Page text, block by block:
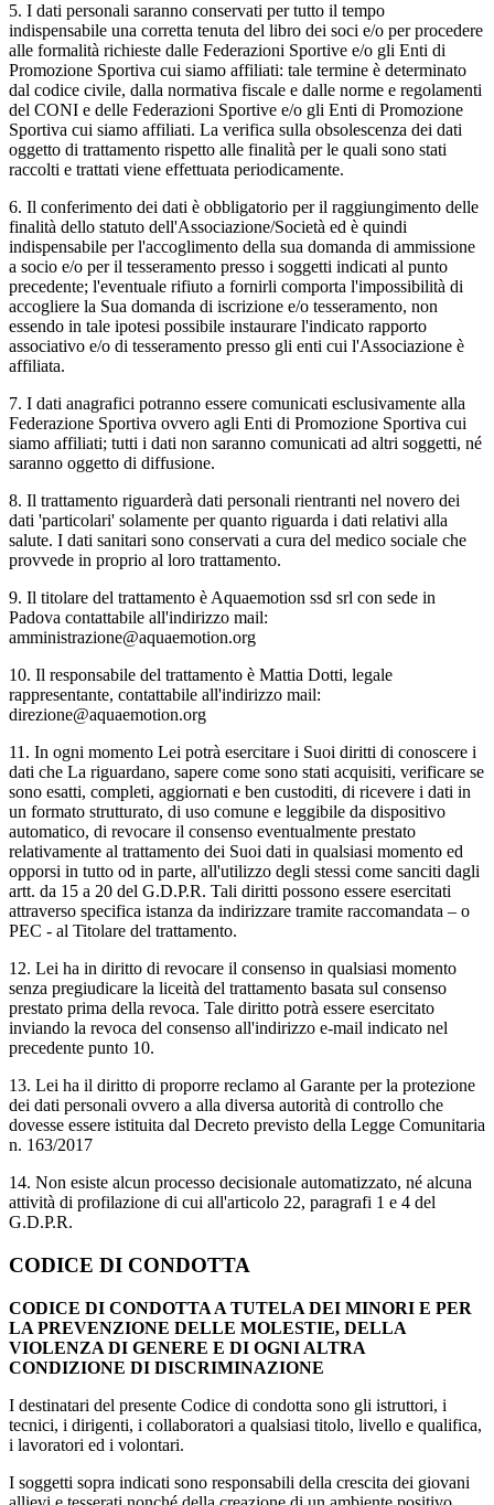
5. I dati personali saranno conservati per tutto il tempo
indispensabile una corretta tenuta del libro dei soci e/o per procedere
alle formalità richieste dalle Federazioni Sportive e/o gli Enti di
Promozione Sportiva cui siamo affiliati: tale termine è determinato
dal codice civile, dalla normativa fiscale e dalle norme e regolamenti
del CONI e delle Federazioni Sportive e/o gli Enti di Promozione
Sportiva cui siamo affiliati. La verifica sulla obsolescenza dei dati
oggetto di trattamento rispetto alle finalità per le quali sono stati
raccolti e trattati viene effettuata periodicamente.
6. Il conferimento dei dati è obbligatorio per il raggiungimento delle
finalità dello statuto dell'Associazione/Società ed è quindi
indispensabile per l'accoglimento della sua domanda di ammissione
a socio e/o per il tesseramento presso i soggetti indicati al punto
precedente; l'eventuale rifiuto a fornirli comporta l'impossibilità di
accogliere la Sua domanda di iscrizione e/o tesseramento, non
essendo in tale ipotesi possibile instaurare l'indicato rapporto
associativo e/o di tesseramento presso gli enti cui l'Associazione è
affiliata.
7. I dati anagrafici potranno essere comunicati esclusivamente alla
Federazione Sportiva ovvero agli Enti di Promozione Sportiva cui
siamo affiliati; tutti i dati non saranno comunicati ad altri soggetti, né
saranno oggetto di diffusione.
8. Il trattamento riguarderà dati personali rientranti nel novero dei
dati 'particolari' solamente per quanto riguarda i dati relativi alla
salute. I dati sanitari sono conservati a cura del medico sociale che
provvede in proprio al loro trattamento.
9. Il titolare del trattamento è Aquaemotion ssd srl con sede in
Padova contattabile all'indirizzo mail:
amministrazione@aquaemotion.org
10. Il responsabile del trattamento è Mattia Dotti, legale
rappresentante, contattabile all'indirizzo mail:
direzione@aquaemotion.org
11. In ogni momento Lei potrà esercitare i Suoi diritti di conoscere i
dati che La riguardano, sapere come sono stati acquisiti, verificare se
sono esatti, completi, aggiornati e ben custoditi, di ricevere i dati in
un formato strutturato, di uso comune e leggibile da dispositivo
automatico, di revocare il consenso eventualmente prestato
relativamente al trattamento dei Suoi dati in qualsiasi momento ed
opporsi in tutto od in parte, all'utilizzo degli stessi come sanciti dagli
artt. da 15 a 20 del G.D.P.R. Tali diritti possono essere esercitati
attraverso specifica istanza da indirizzare tramite raccomandata – o
PEC - al Titolare del trattamento.
12. Lei ha in diritto di revocare il consenso in qualsiasi momento
senza pregiudicare la liceità del trattamento basata sul consenso
prestato prima della revoca. Tale diritto potrà essere esercitato
inviando la revoca del consenso all'indirizzo e-mail indicato nel
precedente punto 10.
13. Lei ha il diritto di proporre reclamo al Garante per la protezione
dei dati personali ovvero a alla diversa autorità di controllo che
dovesse essere istituita dal Decreto previsto della Legge Comunitaria
n. 163/2017
14. Non esiste alcun processo decisionale automatizzato, né alcuna
attività di profilazione di cui all'articolo 22, paragrafi 1 e 4 del
G.D.P.R.
CODICE DI CONDOTTA
CODICE DI CONDOTTA A TUTELA DEI MINORI E PER
LA PREVENZIONE DELLE MOLESTIE, DELLA
VIOLENZA DI GENERE E DI OGNI ALTRA
CONDIZIONE DI DISCRIMINAZIONE
I destinatari del presente Codice di condotta sono gli istruttori, i
tecnici, i dirigenti, i collaboratori a qualsiasi titolo, livello e qualifica,
i lavoratori ed i volontari.
I soggetti sopra indicati sono responsabili della crescita dei giovani